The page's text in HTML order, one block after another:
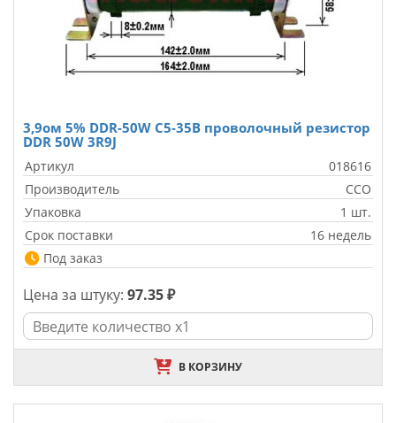
3,9ом 5% DDR-50W С5-35В проволочный резистор
DDR 50W 3R9J
Артикул
018616
Производитель
CCO
Упаковка
1 шт.
Срок поставки
16 недель
Под заказ
Цена за штуку: 97.35 ₽
В КОРЗИНУ